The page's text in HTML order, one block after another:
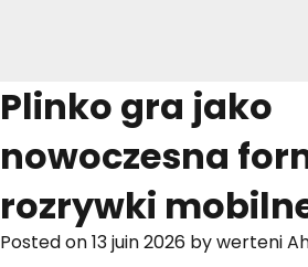
Plinko gra jako
nowoczesna
rozrywki
Posted on13 juin 2026 bywerteni